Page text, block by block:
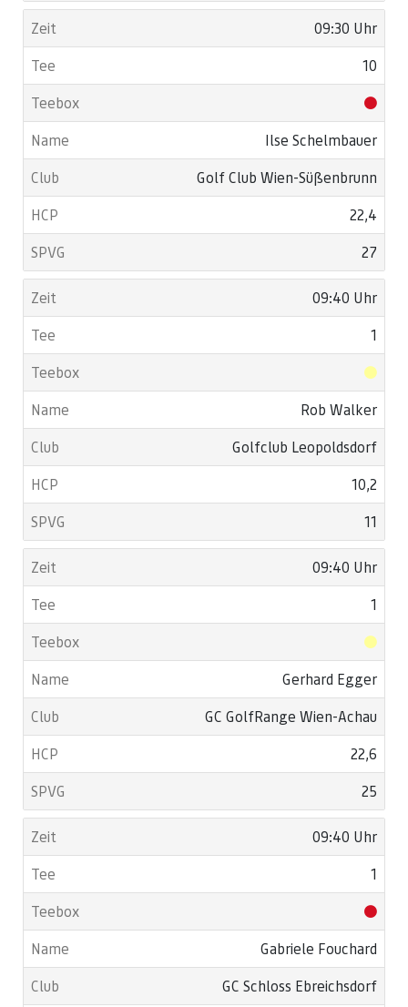
09:30 Uhr
10
Ilse Schelmbauer
Golf Club Wien-Süßenbrunn
22,4
27
09:40 Uhr
1
Rob Walker
Golfclub Leopoldsdorf
10,2
11
09:40 Uhr
1
Gerhard Egger
GC GolfRange Wien-Achau
22,6
25
09:40 Uhr
1
Gabriele Fouchard
GC Schloss Ebreichsdorf